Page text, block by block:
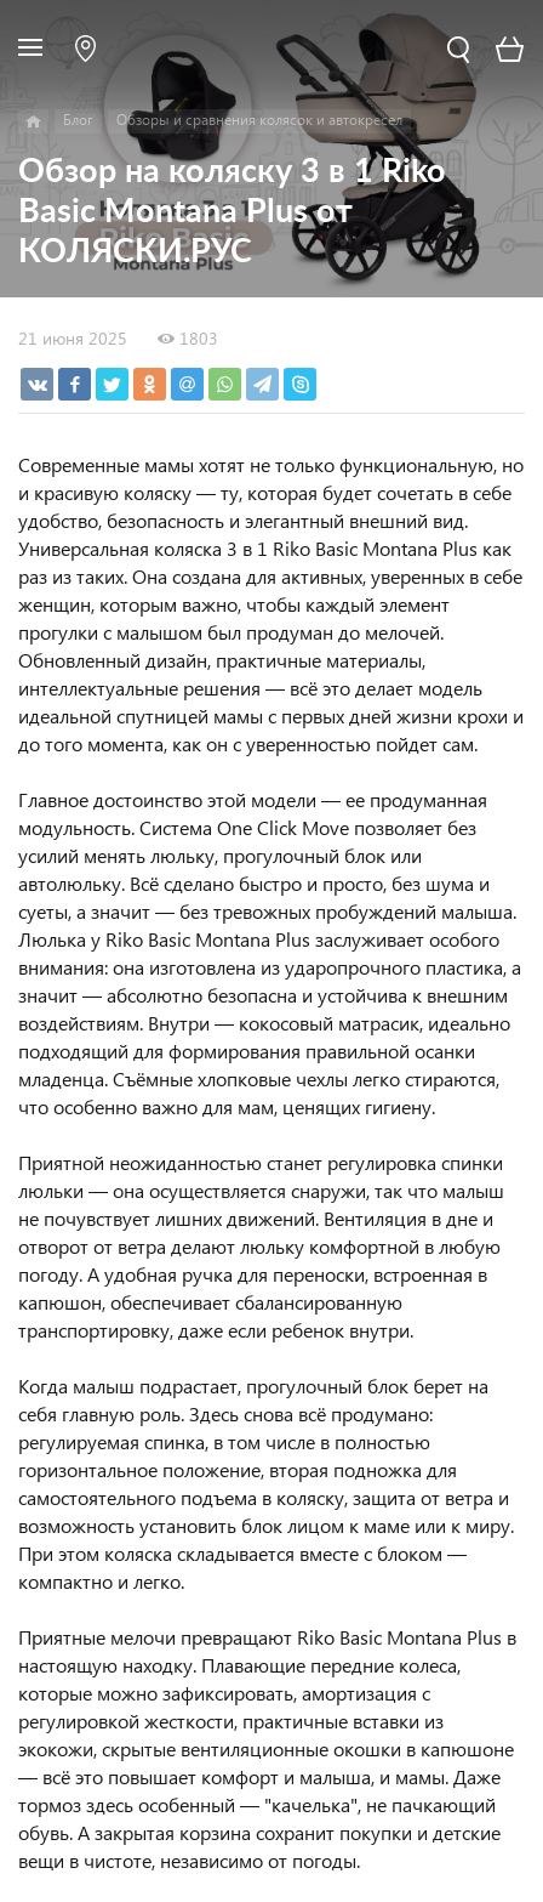
Блог Обзоры и сравнения колясок и автокресел
Обзор на коляску 3 в 1 Riko
Basic Montana Plus от
КОЛЯСКИ.РУС
21 июня 2025 1803
Современные мамы хотят не только функциональную, но
и красивую коляску — ту, которая будет сочетать в себе
удобство, безопасность и элегантный внешний вид.
Универсальная коляска 3 в 1 Riko Basic Montana Plus как
раз из таких. Она создана для активных, уверенных в себе
женщин, которым важно, чтобы каждый элемент
прогулки с малышом был продуман до мелочей.
Обновленный дизайн, практичные материалы,
интеллектуальные решения — всё это делает модель
идеальной спутницей мамы с первых дней жизни крохи и
до того момента, как он с уверенностью пойдет сам.
Главное достоинство этой модели — ее продуманная
модульность. Система One Click Move позволяет без
усилий менять люльку, прогулочный блок или
автолюльку. Всё сделано быстро и просто, без шума и
суеты, а значит — без тревожных пробуждений малыша.
Люлька у Riko Basic Montana Plus заслуживает особого
внимания: она изготовлена из ударопрочного пластика, а
значит — абсолютно безопасна и устойчива к внешним
воздействиям. Внутри — кокосовый матрасик, идеально
подходящий для формирования правильной осанки
младенца. Съёмные хлопковые чехлы легко стираются,
что особенно важно для мам, ценящих гигиену.
Приятной неожиданностью станет регулировка спинки
люльки — она осуществляется снаружи, так что малыш
не почувствует лишних движений. Вентиляция в дне и
отворот от ветра делают люльку комфортной в любую
погоду. А удобная ручка для переноски, встроенная в
капюшон, обеспечивает сбалансированную
транспортировку, даже если ребенок внутри.
Когда малыш подрастает, прогулочный блок берет на
себя главную роль. Здесь снова всё продумано:
регулируемая спинка, в том числе в полностью
горизонтальное положение, вторая подножка для
самостоятельного подъема в коляску, защита от ветра и
возможность установить блок лицом к маме или к миру.
При этом коляска складывается вместе с блоком —
компактно и легко.
Приятные мелочи превращают Riko Basic Montana Plus в
настоящую находку. Плавающие передние колеса,
которые можно зафиксировать, амортизация с
регулировкой жесткости, практичные вставки из
экокожи, скрытые вентиляционные окошки в капюшоне
— всё это повышает комфорт и малыша, и мамы. Даже
тормоз здесь особенный — "качелька", не пачкающий
обувь. А закрытая корзина сохранит покупки и детские
вещи в чистоте, независимо от погоды.